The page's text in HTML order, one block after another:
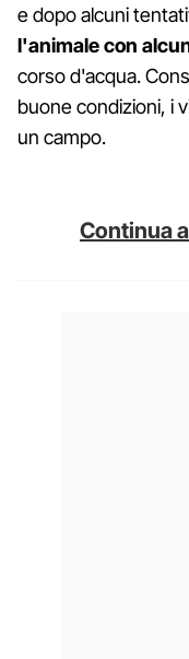
e dopo alcuni
l'animale con
corso d'acqua.
buone condizioni, i
un campo.
Continua